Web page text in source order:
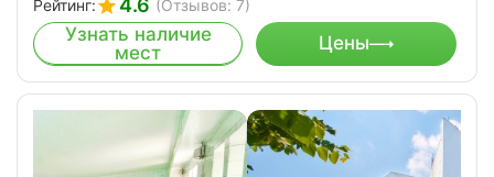
Рейтинг:
4.6 (Отзывов: 7)
Узнать наличие
мест
Цены